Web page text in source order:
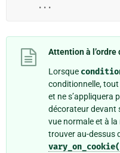
...
Attention à l’ordre
Lorsque
conditionnelle,
et ne s’appliquera
décorateur devant
vue normale et à
trouver au-dessus